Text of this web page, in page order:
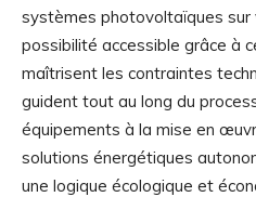
systèmes photovoltaïques
possibilité accessible grâce à
maîtrisent les contraintes
guident tout au long du
équipements à la mise en
solutions énergétiques
une logique écologique et